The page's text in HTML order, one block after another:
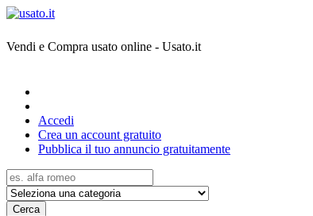
Vendi e Compra usato online - Usato.it
Accedi
Crea un account gratuito
Pubblica il tuo annuncio gratuitamente
Cerca